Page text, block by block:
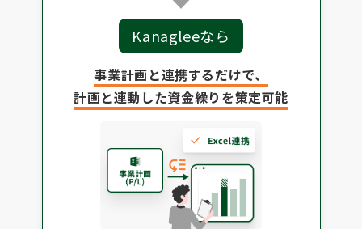
Kanagleeなら
事業計画と連携するだけで、
計画と連動した資金繰りを策定可能